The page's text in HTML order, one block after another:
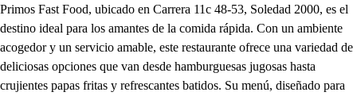
Primos Fast Food, ubicado en Carrera 11c 48-53, Soledad 2000, es el
destino ideal para los amantes de la comida rápida. Con un ambiente
acogedor y un servicio amable, este restaurante ofrece una variedad de
deliciosas opciones que van desde hamburguesas jugosas hasta
crujientes papas fritas y refrescantes batidos. Su menú, diseñado para